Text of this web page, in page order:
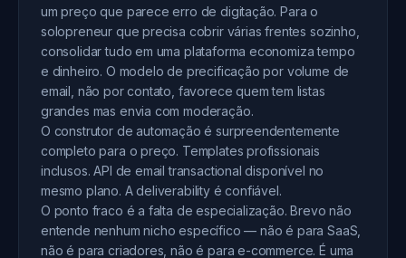
um preço que parece erro de digitação. Para o
solopreneur que precisa cobrir várias frentes sozinho,
consolidar tudo em uma plataforma economiza tempo
e dinheiro. O modelo de precificação por volume de
email, não por contato, favorece quem tem listas
grandes mas envia com moderação.
O construtor de automação é surpreendentemente
completo para o preço. Templates profissionais
inclusos. API de email transactional disponível no
mesmo plano. A deliverability é confiável.
O ponto fraco é a falta de especialização. Brevo não
entende nenhum nicho específico — não é para SaaS,
não é para criadores, não é para e-commerce. É uma